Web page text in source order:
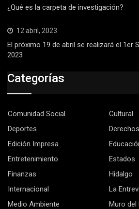
¿Qué es la carpeta de investigación?
12 abril, 2023
El próximo 19 de abril se realizará el 1er
2023
Categorías
Comunidad Social
Cultural
Deportes
Edición Impresa
Entretenimiento
Estados
Finanzas
Hidalgo
Internacional
La
Medio Ambiente
Muro del